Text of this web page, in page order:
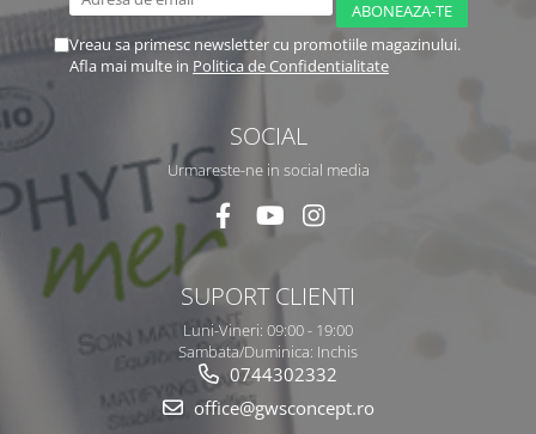
Vreau sa primesc newsletter cu promotiile magazinului.
Afla mai multe in Politica de Confidentialitate
SOCIAL
Urmareste-ne in social media
SUPORT CLIENTI
Luni-Vineri: 09:00 - 19:00
Sambata/Duminica: Inchis
0744302332
office@gwsconcept.ro